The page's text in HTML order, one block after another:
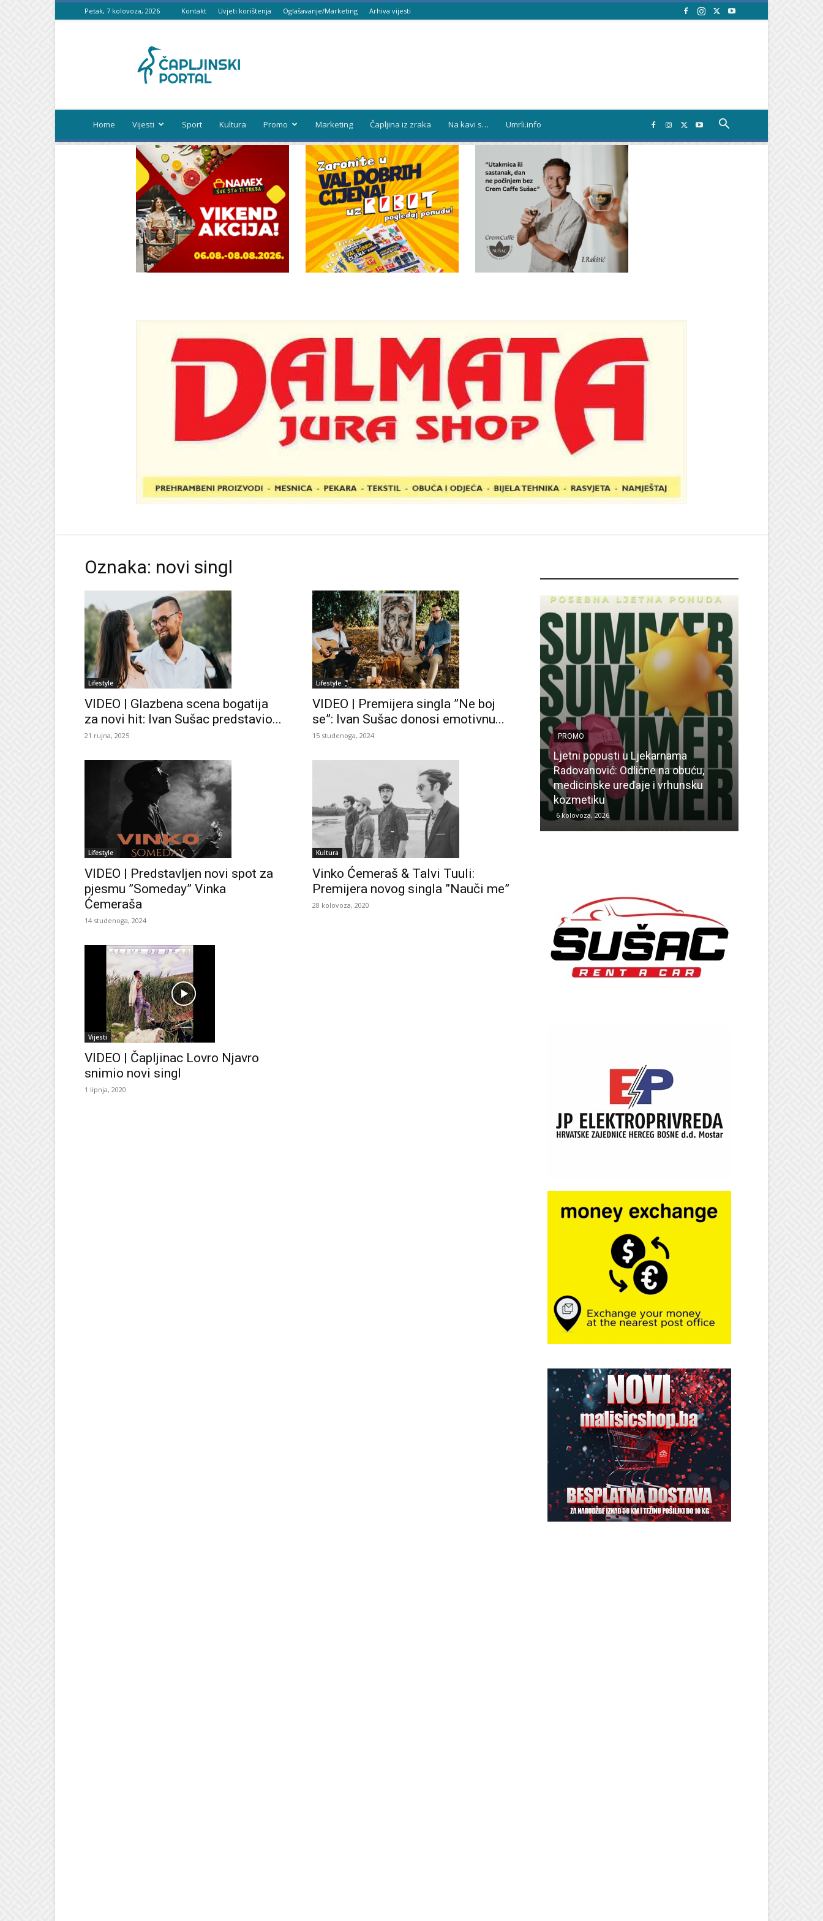
Petak, 7 kolovoza, 2026 Kontakt Uvjeti korištenja Oglašavanje/Marketing Arhiva vijesti
portal
Home Vijesti Sport Kultura Promo Marketing Čapljina iz zraka Na kavi s… Umrli.info
Oznaka: novi singl
Lifestyle
VIDEO | Glazbena scena bogatija
za novi hit: Ivan Sušac predstavio...
21 rujna, 2025
Lifestyle
VIDEO | Premijera singla ”Ne boj
se”: Ivan Sušac donosi emotivnu...
15 studenoga, 2024
Lifestyle
VIDEO | Predstavljen novi spot za
pjesmu ”Someday” Vinka
Ćemeraša
14 studenoga, 2024
Kultura
Vinko Ćemeraš & Talvi Tuuli:
Premijera novog singla ”Nauči me”
28 kolovoza, 2020
Vijesti
VIDEO | Čapljinac Lovro Njavro
snimio novi singl
1 lipnja, 2020
PROMO
Ljetni popusti u Ljekarnama
Radovanović: Odlične na obuću,
medicinske uređaje i vrhunsku
kozmetiku
6 kolovoza, 2026